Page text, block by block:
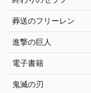
葬送のフリーレン
進撃の巨人
電子書籍
鬼滅の刃